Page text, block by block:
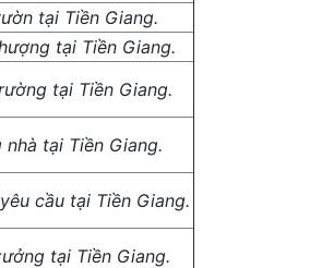
tại Tiền Giang.
tại Tiền Giang.
tại Tiền Giang.
tại Tiền Giang.
cầu tại Tiền Giang.
tại Tiền Giang.